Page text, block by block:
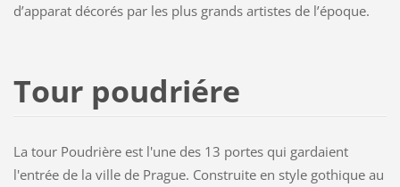
d’apparat décorés par les plus grands artistes de l’époque.
Tour poudriére
La tour Poudrière est l'une des 13 portes qui gardaient
l'entrée de la ville de Prague. Construite en style gothique au